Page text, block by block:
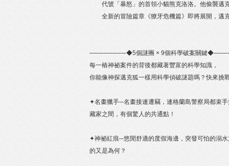
代號「暴怒」的首領小貓熊克洛洛。他偷襲邁
全新的冒險篇章《獠牙危機篇》即將展開，邁
────────◆5個謎團 × 9個科學破案關鍵
每一樁神祕案件的背後都藏著豐富的科學知識，
你能像神探邁克狐一樣用科學偵破謎題嗎？快來挑
✦名畫獵手─名畫接連遭竊，連格蘭島警察局都束
藏家之間，有個驚人的共通點！
✦神祕紅痕─悠閒舒適的度假海邊，突發可怕的溺
的又是為何？